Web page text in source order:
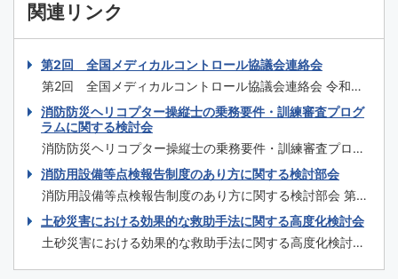
関連リンク
第2回 全国メディカルコントロール協議会連絡会
第2回 全国メディカルコントロール協議会連絡会 令和元
年度 第2回 全国メディカルコントロール協議会連絡会
日時 令和2年1月31日（金）14時～17時 場所 仙台国際セン
ター 大ホール（宮城県仙台市青葉区青葉山無番地） 主催
団体等 主催：厚生労働省、消防庁 共催：公益社団法人日
本医師会 後援：一般...
消防防災ヘリコプター操縦士の乗務要件・訓練審査プログ
ラムに関する検討会
消防防災ヘリコプター操縦士の乗務要件・訓練審査プログ
ラムに関する検討会 第1回 令和元年12月16日（月） 次第
議事概要 ＜資料＞ 資料1 開催要綱・委員名簿 資料2 消
防防災ヘリコプターの現状について 資料3 消防防災ヘリ
コプターの運航に関する基準について 資料4 ドクターヘ
リ、消防・防...
消防用設備等点検報告制度のあり方に関する検討部会
消防用設備等点検報告制度のあり方に関する検討部会 第9
回 令和元年10月9日（水） 議事次第 ＜配布資料＞ 資料
9-1 泡消火設備の点検における現状と課題 資料9-2 泡
消火設備の点検における対応（案） 資料9-3 点検アプリ
の現状と改修の方向性 ＜参考資料＞ 参考資料9-1 部会員
土砂災害における効果的な救助手法に関する高度化検討会
土砂災害における効果的な救助手法に関する高度化検討会